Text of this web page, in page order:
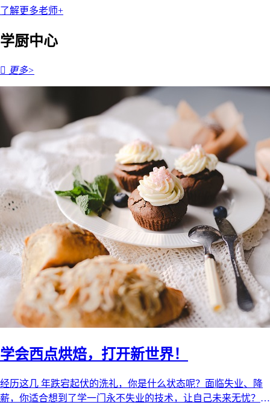
了解更多老师+
学厨中心
 更多>
学会西点烘焙，打开新世界！
经历这几 年跌宕起伏的洗礼，你是什么状态呢？面临失业、降
薪，你适合想到了学一门永不失业的技术，让自己未来无忧？